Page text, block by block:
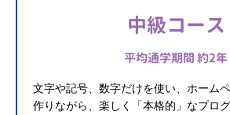
中級コース
平均通学期間 約2年
文字や記号、数字だけを使い、ホーム
作りながら、楽しく「本格的」なプロ